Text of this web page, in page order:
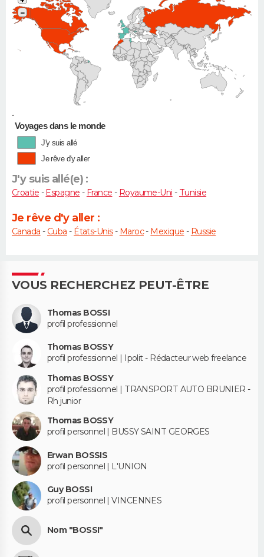
•
−
Voyages dans le monde
J'y suis allé
Je rêve d'y aller
J'y suis allé(e) :
Croatie -Espagne - France - Royaume-Uni - Tunisie
Je rêve d'y aller :
Canada - Cuba - États-Unis- Maroc- Mexique - Russie
VOUS RECHERCHEZ PEUT-ÊTRE
Thomas BOSSI
profil professionnel
Thomas BOSSY
profil professionnel | Ipolit - Rédacteur web freelance
Thomas BOSSY
profil professionnel | TRANSPORT AUTO BRUNIER -
Rh junior
Thomas BOSSY
profil personnel | BUSSY SAINT GEORGES
Erwan BOSSIS
profil personnel | L'UNION
Guy BOSSI
profil personnel | VINCENNES
Nom "BOSSI"